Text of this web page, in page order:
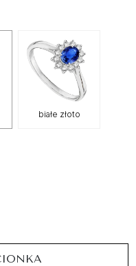
białe złoto